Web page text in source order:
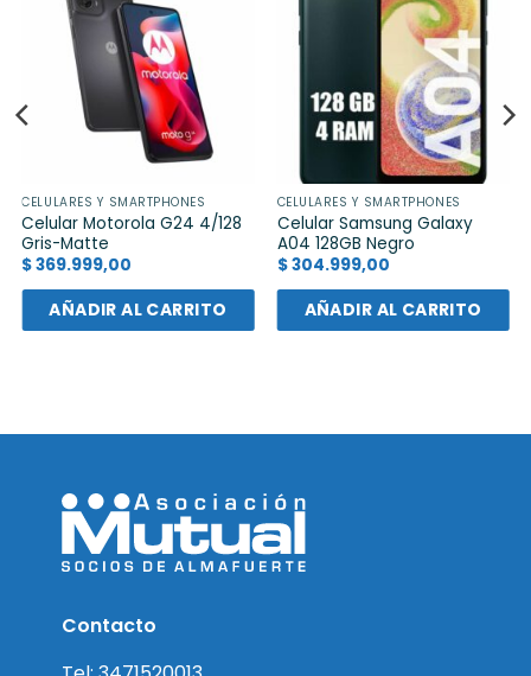
CELULARES Y SMARTPHONES
Celular Motorola G24 4/128
Gris-Matte
$369.999,00
AÑADIR AL CARRITO
CELULARES Y SMARTPHONES
Celular Samsung Galaxy
A04 128GB Negro
$304.999,00
AÑADIR AL CARRITO
Contacto